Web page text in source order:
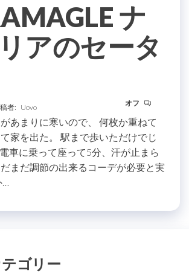
ナ
アのセータ
者: Uovo オフ
あまりに寒いので、 何枚か重ねて
家を出た。 駅まで歩いただけでじ
車に乗って座って5分、汗が止まら
まだ調節の出来るコーデが必要と実
…
ゴリー